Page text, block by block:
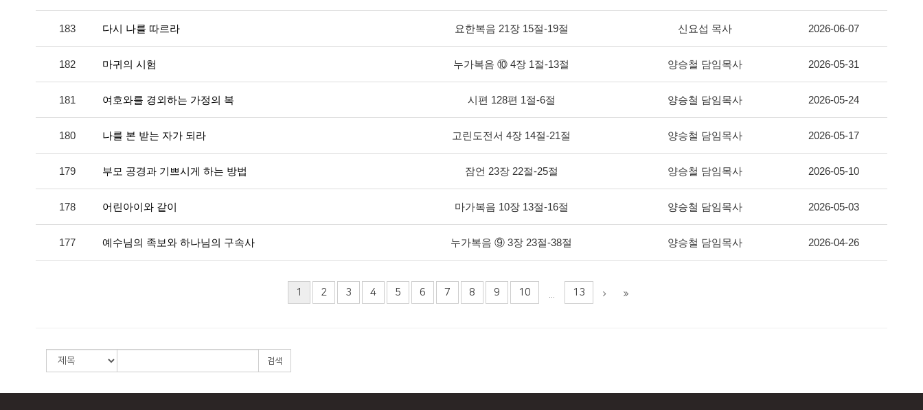
183 다시 나를 따르라 요한복음 21장 15절-19절 신요섭 목사 2026-06-07
182 마귀의 시험 누가복음 ⑩ 4장 1절-13절 양승철 담임목사 2026-05-31
181 여호와를 경외하는 가정의 복 시편 128편 1절-6절 양승철 담임목사 2026-05-24
180 나를 본 받는 자가 되라 고린도전서 4장 14절-21절 양승철 담임목사 2026-05-17
179 부모 공경과 기쁘시게 하는 방법 잠언 23장 22절-25절 양승철 담임목사 2026-05-10
178 어린아이와 같이 마가복음 10장 13절-16절 양승철 담임목사 2026-05-03
177 예수님의 족보와 하나님의 구속사 누가복음 ⑨ 3장 23절-38절 양승철 담임목사 2026-04-26
1 2 3 4 5 6 7 8 9 10 13
검색